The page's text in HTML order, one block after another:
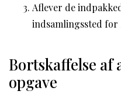
Aflever de
indsamlingssted
Bortskaffelse
opgave